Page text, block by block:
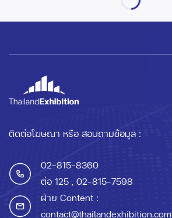
ติดต่อโฆษณา หรือ สอบถามข้อมูล :
02-815-8360
ต่อ 125 , 02-815-7598
ฝ่าย Content :
contact@thailandexhibition.com